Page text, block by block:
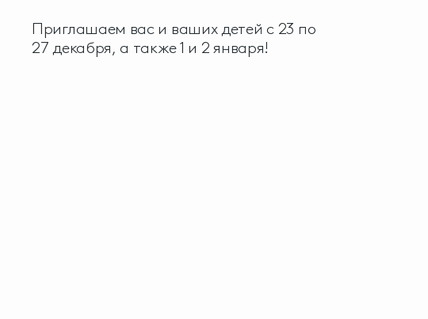
Приглашаем вас и ваших детей с 23 по
27 декабря, а также 1 и 2 января!